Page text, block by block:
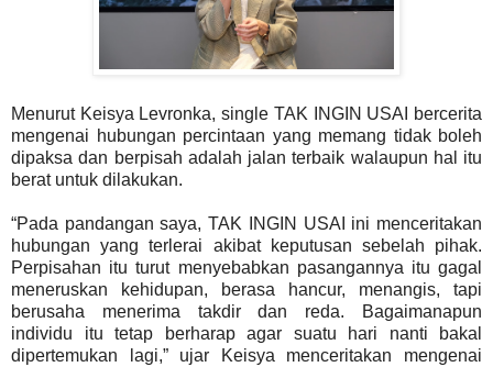
Menurut Keisya Levronka, single TAK INGIN USAI bercerita
mengenai hubungan percintaan yang memang tidak boleh
dipaksa dan berpisah adalah jalan terbaik walaupun hal itu
berat untuk dilakukan.
“Pada pandangan saya, TAK INGIN USAI ini menceritakan
hubungan yang terlerai akibat keputusan sebelah pihak.
Perpisahan itu turut menyebabkan pasangannya itu gagal
meneruskan kehidupan, berasa hancur, menangis, tapi
berusaha menerima takdir dan reda. Bagaimanapun
individu itu tetap berharap agar suatu hari nanti bakal
dipertemukan lagi,” ujar Keisya menceritakan mengenai